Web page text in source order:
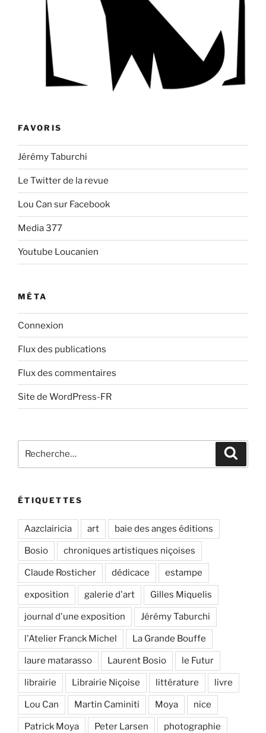
FAVORIS
Jérémy Taburchi
Le Twitter de la revue
Lou Can sur Facebook
Media 377
Youtube Loucanien
MÉTA
Connexion
Flux des publications
Flux des commentaires
Site de WordPress-FR
pour
ÉTIQUETTES
Aazclairicia art baie des anges éditions
Bosio chroniques artistiques niçoises
Claude Rosticher dédicace estampe
exposition galerie d'art Gilles Miquelis
journal d'une exposition Jérémy Taburchi
l'Atelier Franck Michel La Grande Bouffe
laure matarasso Laurent Bosio le Futur
librairie Librairie Niçoise littérature livre
Lou Can Martin Caminiti Moya nice
Patrick Moya Peter Larsen photographie